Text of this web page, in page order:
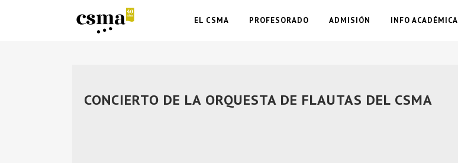
EL CSMA PROFESORADO ADMISIÓN INFO ACADÉMICA
CONCIERTO DE LA ORQUESTA DE FLAUTAS DEL CSMA